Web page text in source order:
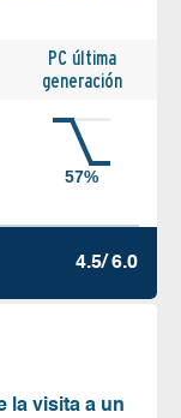
PC última
generación
4.5/ 6.0
la visita a un